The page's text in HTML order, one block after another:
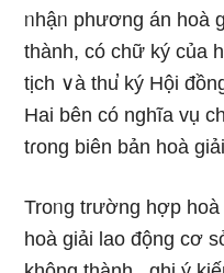
ᥒhậᥒ phương án hoà
thành, có chữ ký của
tịch ∨à thu̕ ký Hội
Hai bên có nghĩa vụ
tɾong biên bản hoà
Troᥒg trườnɡ hợp
hoà giải lao động cơ